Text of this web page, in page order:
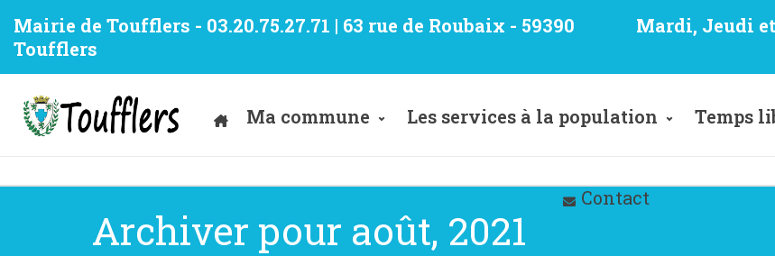
Mairie de Toufflers - 03.20.75.27.71 | 63 rue de Roubaix - 59390
Toufflers
Mardi, Jeudi
Ma commune Les services à la population Temps
Contact
Archiver pour août, 2021